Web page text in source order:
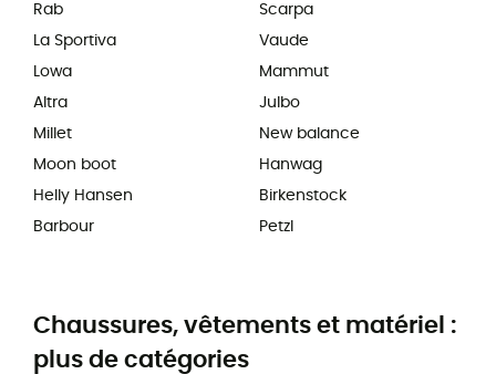
Rab
La Sportiva
Lowa
Altra
Millet
Moon boot
Helly Hansen
Barbour
Scarpa
Vaude
Mammut
Julbo
New balance
Hanwag
Birkenstock
Petzl
Chaussures, vêtements et matériel :
plus de catégories